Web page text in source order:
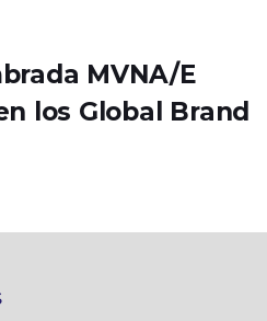
MVNA/E
los Global Brand